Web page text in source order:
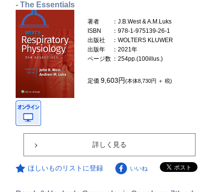
- The Essentials
著者
：J.B.West & A.M.Luks
ISBN
：978-1-975139-26-1
出版社
：WOLTERS KLUWER
出版年
：2021年
ページ数 ：254pp.(100illus.)
定価9,603円(本体8,730円 ＋ 税)
詳しく見る
ほしいものリストに登録 いいね